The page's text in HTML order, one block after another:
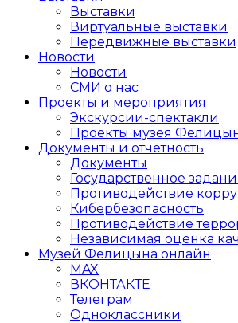
Выставки
Виртуальные выставки
Передвижные выставки
Новости
Новости
СМИ о нас
Проекты и мероприятия
Экскурсии-спектакли
Проекты музея
Документы и отчетность
Документы
Государственное
Противодействие
Кибер­безопасность
Противодействие
Независимая оценка
Музей Фелицына онлайн
MAX
ВКОНТАКТЕ
Телеграм
Одноклассники